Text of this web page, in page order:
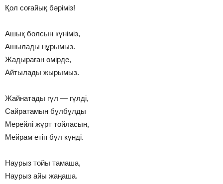
Қол соғайық бәріміз!
Ашық болсын күніміз,
Ашылады нұрымыз.
Жадыраған өмірде,
Айтылады жырымыз.
Жайнатады гүл — гүлді,
Сайратамын бұлбұлды
Мерейлі жұрт тойласын,
Мейрам етіп бұл күнді.
Наурыз тойы тамаша,
Наурыз айы жаңаша.